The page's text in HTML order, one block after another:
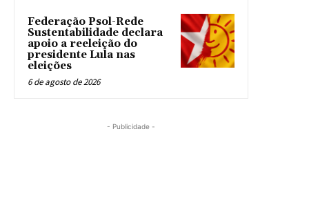
Federação Psol-Rede
Sustentabilidade declara
apoio a reeleição do
presidente Lula nas
eleições
6 de agosto de 2026
- Publicidade -